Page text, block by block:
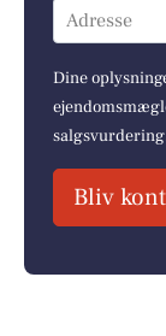
Adresse
Dine
Bliv